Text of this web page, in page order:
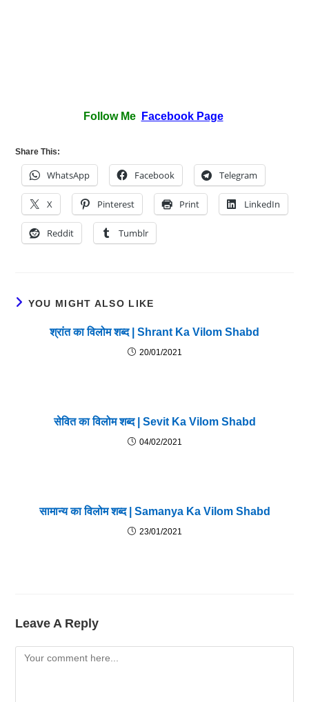
Follow Me Facebook Page
Share This:
WhatsApp Facebook Telegram
X Pinterest Print LinkedIn
Reddit Tumblr
YOU MIGHT ALSO LIKE
श्रांत का विलोम शब्द | Shrant Ka Vilom Shabd
20/01/2021
सेवित का विलोम शब्द | Sevit Ka Vilom Shabd
04/02/2021
सामान्य का विलोम शब्द | Samanya Ka Vilom Shabd
23/01/2021
Leave A Reply
Comment